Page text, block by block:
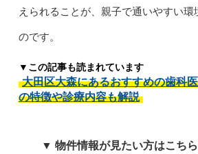
えられることが、親子で通いやすい環
のです。
▼この記事も読まれています
大田区大森にあるおすすめの歯科
の特徴や診療内容も解説
▼ 物件情報が見たい方はこち